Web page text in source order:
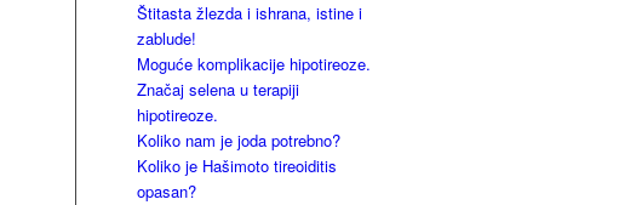
Štitasta žlezda i ishrana, istine i
zablude!
Moguće komplikacije hipotireoze.
Značaj selena u terapiji
hipotireoze.
Koliko nam je joda potrebno?
Koliko je Hašimoto tireoiditis
opasan?